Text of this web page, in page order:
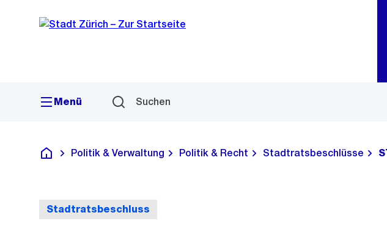
Navigation
Sprunglink
Menü Suchen
Deutsch
Politik & Verwaltung Politik & Recht Stadtratsbeschlüsse
Stadtratsbeschluss